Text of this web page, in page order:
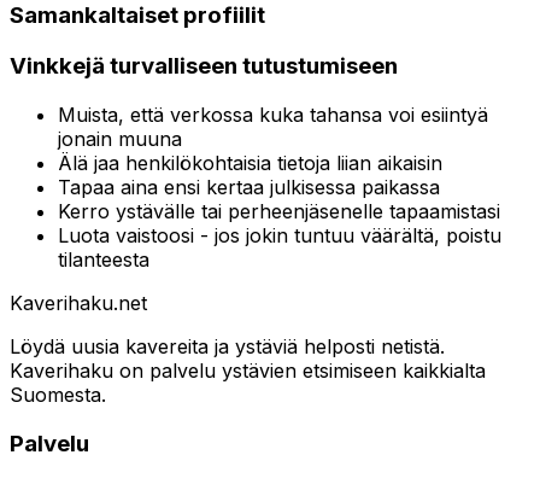
Samankaltaiset profiilit
Vinkkejä turvalliseen tutustumiseen
Muista, että verkossa kuka tahansa voi esiintyä
jonain muuna
Älä jaa henkilökohtaisia tietoja liian aikaisin
Tapaa aina ensi kertaa julkisessa paikassa
Kerro ystävälle tai perheenjäsenelle tapaamistasi
Luota vaistoosi - jos jokin tuntuu väärältä, poistu
tilanteesta
Kaverihaku.net
Löydä uusia kavereita ja ystäviä helposti netistä.
Kaverihaku on palvelu ystävien etsimiseen kaikkialta
Suomesta.
Palvelu